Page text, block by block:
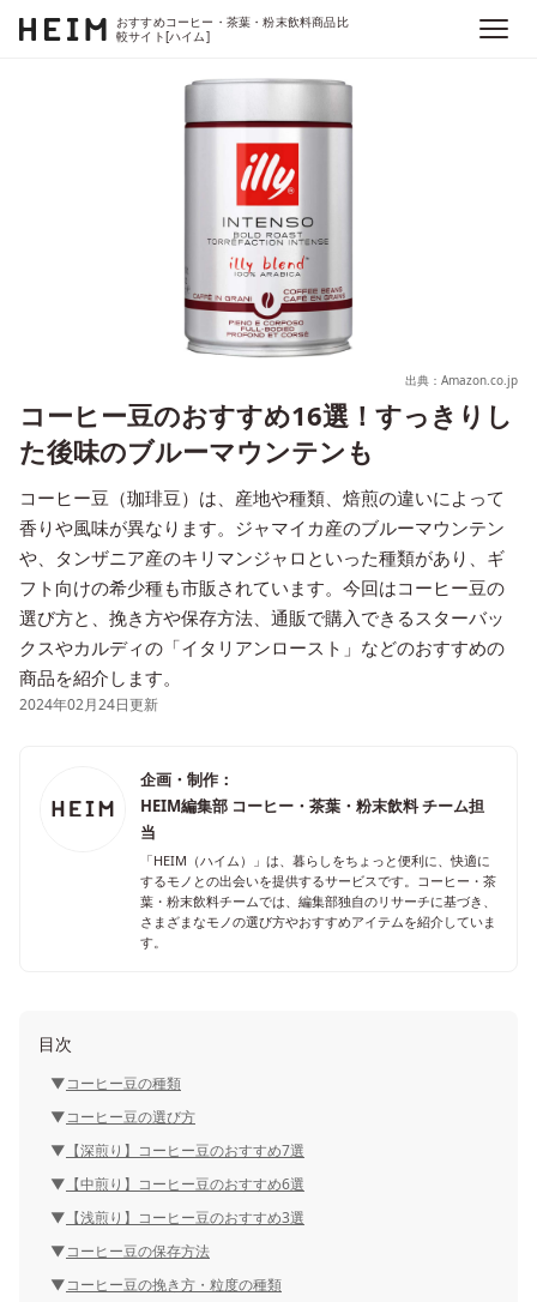
おすすめコーヒー・茶葉・粉末飲料商品比
較サイト[ハイム]
出典：Amazon.co.jp
コーヒー豆のおすすめ16選！すっきりし
た後味のブルーマウンテンも
コーヒー豆（珈琲豆）は、産地や種類、焙煎の違いによって
香りや風味が異なります。ジャマイカ産のブルーマウンテン
や、タンザニア産のキリマンジャロといった種類があり、ギ
フト向けの希少種も市販されています。今回はコーヒー豆の
選び方と、挽き方や保存方法、通販で購入できるスターバッ
クスやカルディの「イタリアンロースト」などのおすすめの
商品を紹介します。
2024年02月24日更新
企画・制作：
HEIM編集部 コーヒー・茶葉・粉末飲料 チーム担
当
「HEIM（ハイム）」は、暮らしをちょっと便利に、快適に
するモノとの出会いを提供するサービスです。コーヒー・茶
葉・粉末飲料チームでは、編集部独自のリサーチに基づき、
さまざまなモノの選び方やおすすめアイテムを紹介していま
す。
目次
コーヒー豆の種類
コーヒー豆の選び方
【深煎り】コーヒー豆のおすすめ7選
【中煎り】コーヒー豆のおすすめ6選
【浅煎り】コーヒー豆のおすすめ3選
コーヒー豆の保存方法
コーヒー豆の挽き方・粒度の種類